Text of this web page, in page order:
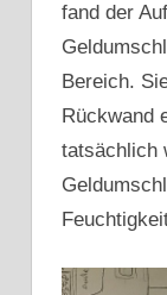
fand der
Bereich.
Rückwand
tatsächlich